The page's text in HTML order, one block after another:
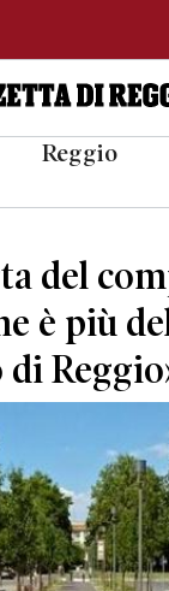
Reggio
del
è più